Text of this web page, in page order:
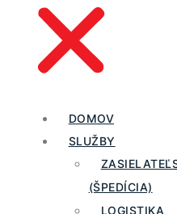
DOMOV
SLUŽBY
(ŠPEDÍCIA)
LOGISTIKA